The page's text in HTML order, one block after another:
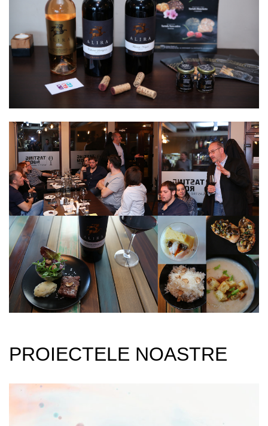
PROIECTELE NOASTRE